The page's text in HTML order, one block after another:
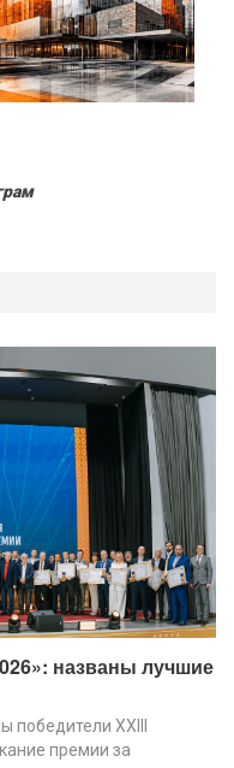
названы лучшие
XХIII
премии за